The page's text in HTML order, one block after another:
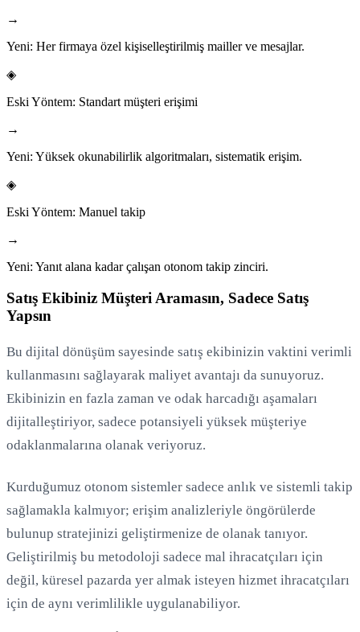
→
Yeni: Her firmaya özel kişiselleştirilmiş mailler ve mesajlar.
◈
Eski Yöntem: Standart müşteri erişimi
→
Yeni: Yüksek okunabilirlik algoritmaları, sistematik erişim.
◈
Eski Yöntem: Manuel takip
→
Yeni: Yanıt alana kadar çalışan otonom takip zinciri.
Satış Ekibiniz Müşteri Aramasın, Sadece Satış
Yapsın
Bu dijital dönüşüm sayesinde satış ekibinizin vaktini verimli
kullanmasını sağlayarak maliyet avantajı da sunuyoruz.
Ekibinizin en fazla zaman ve odak harcadığı aşamaları
dijitalleştiriyor, sadece potansiyeli yüksek müşteriye
odaklanmalarına olanak veriyoruz.
Kurduğumuz otonom sistemler sadece anlık ve sistemli takip
sağlamakla kalmıyor; erişim analizleriyle öngörülerde
bulunup stratejinizi geliştirmenize de olanak tanıyor.
Geliştirilmiş bu metodoloji sadece mal ihracatçıları için
değil, küresel pazarda yer almak isteyen hizmet ihracatçıları
için de aynı verimlilikle uygulanabiliyor.